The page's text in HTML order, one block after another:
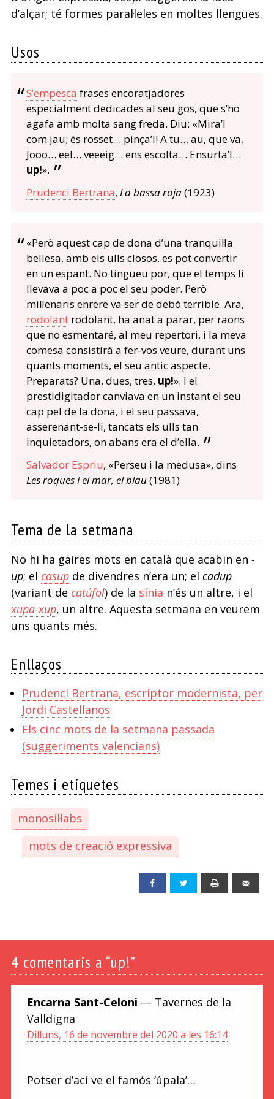
d’alçar; té formes paral·leles en moltes llengües.
Usos
S’empesca frases encoratjadores
especialment dedicades al seu gos, que s’ho
agafa amb molta sang freda. Diu: «Mira’l
com jau; és rosset… pinça’l! A tu… au, que va.
Jooo… eel… veeeig… ens escolta… Ensurta’l…
up!».
Prudenci Bertrana, La bassa roja(1923)
«Però aquest cap de dona d’una tranquil·la
bellesa, amb els ulls closos, es pot convertir
en un espant. No tingueu por, que el temps li
llevava a poc a poc el seu poder. Però
mil·lenaris enrere va ser de debò terrible. Ara,
rodolantrodolant, ha anat a parar, per raons
que no esmentaré, al meu repertori, i la meva
comesa consistirà a fer-vos veure, durant uns
quants moments, el seu antic aspecte.
Preparats? Una, dues, tres, up!». I el
prestidigitador canviava en un instant el seu
cap pel de la dona, i el seu passava,
asserenant-se-li, tancats els ulls tan
inquietadors, on abans era el d’ella.
Salvador Espriu, «Perseu i la medusa», dins
Les roques i el mar, el blau(1981)
Tema de la setmana
No hi ha gaires mots en català que acabin en -
up; el casupde divendres n’era un; el cadup
(variant de catúfol) de la sínia n’és un altre, i el
xupa-xup, un altre. Aquesta setmana en veurem
uns quants més.
Enllaços
Prudenci Bertrana, escriptor modernista, per
Jordi Castellanos
Els cinc mots de la setmana passada
(suggeriments valencians)
Temes i etiquetes
monosíl·labs
mots de creació expressiva
Facebook Twitter
4 comentaris a “up!”
Encarna Sant-Celoni — Tavernes de la
Valldigna
Dilluns, 16 de novembre del 2020 a les 16:14
Potser d’ací ve el famós ‘úpala’…